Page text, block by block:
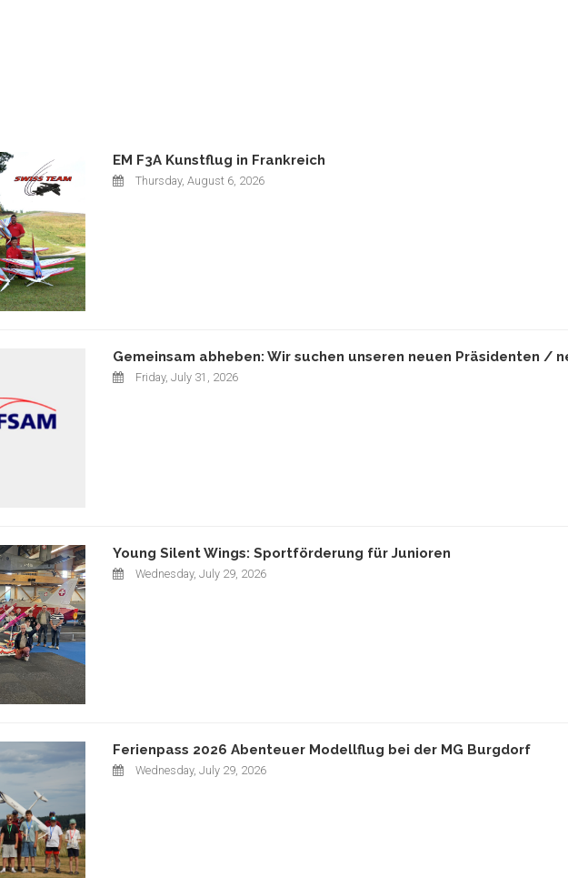
EM F3A Kunstflug in Frankreich
Thursday, August 6, 2026
Gemeinsam abheben: Wir suchen unseren neuen Präsidenten /
Friday, July 31, 2026
Young Silent Wings: Sportförderung für Junioren
Wednesday, July 29, 2026
Ferienpass 2026 Abenteuer Modellflug bei der MG Burgdorf
Wednesday, July 29, 2026